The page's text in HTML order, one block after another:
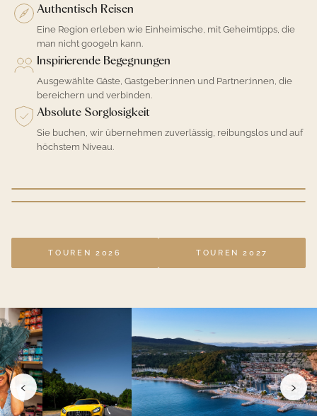
Authentisch Reisen
Eine Region erleben wie Einheimische, mit Geheimtipps, die
man nicht googeln kann.
Inspirierende Begegnungen
Ausgewählte Gäste, Gastgeber:innen und Partner:innen, die
bereichern und verbinden.
Absolute Sorglosigkeit
Sie buchen, wir übernehmen zuverlässig, reibungslos und auf
höchstem Niveau.
TOUREN 2026 TOUREN 2027
‹ ›